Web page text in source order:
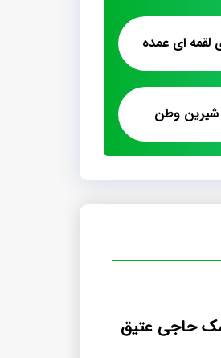
ای عمده
وطن
حاجی عتیق